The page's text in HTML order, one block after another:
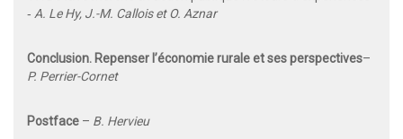
‑ A. Le Hy, J.-M. Callois et O. Aznar
Conclusion. Repenser l’économie rurale et ses perspectives–
P. Perrier-Cornet
Postface – B. Hervieu